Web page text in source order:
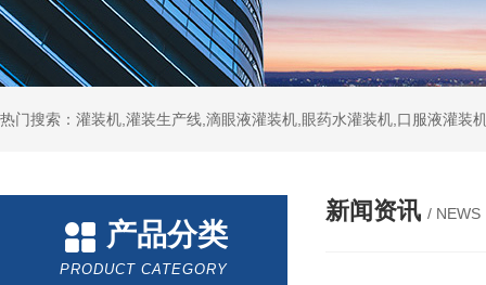
热门搜索：灌装机,灌装生产线,滴眼液灌装机,眼药水灌装机,口服液灌装
产品分类
PRODUCT CATEGORY
新闻资讯 / NEWS